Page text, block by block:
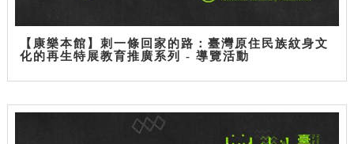
【康樂本館】刺一條回家的路：臺灣原住民族紋身文
化的再生特展教育推廣系列 - 導覽活動